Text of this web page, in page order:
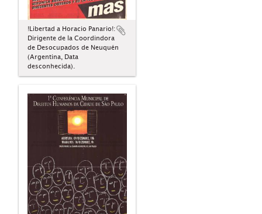
!Libertad a Horacio Panario!:
Dirigente de la Coordindora
de Desocupados de Neuquén
(Argentina, Data
desconhecida).